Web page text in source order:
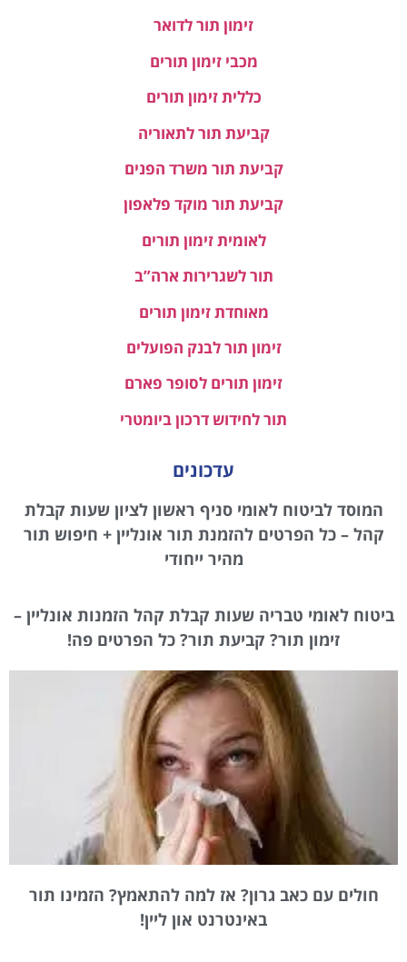
זימון תור לדואר
מכבי זימון תורים
כללית זימון תורים
קביעת תור לתאוריה
קביעת תור משרד הפנים
קביעת תור מוקד פלאפון
לאומית זימון תורים
תור לשגרירות ארה”ב
מאוחדת זימון תורים
זימון תור לבנק הפועלים
זימון תורים לסופר פארם
תור לחידוש דרכון ביומטרי
עדכונים
המוסד לביטוח לאומי סניף ראשון לציון שעות קבלת
קהל – כל הפרטים להזמנת תור אונליין + חיפוש תור
מהיר ייחודי
ביטוח לאומי טבריה שעות קבלת קהל הזמנות אונליין –
זימון תור? קביעת תור? כל הפרטים פה!
חולים עם כאב גרון? אז למה להתאמץ? הזמינו תור
באינטרנט און ליין!